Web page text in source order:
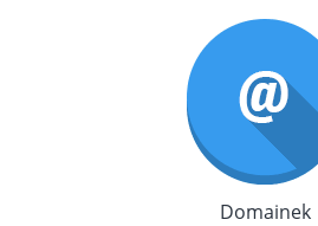
Domainek